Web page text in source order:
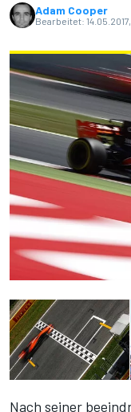
Adam Cooper
Bearbeitet: 14.05.2017,
Nach seiner